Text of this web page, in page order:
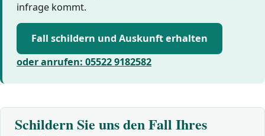
infrage kommt.
Fall schildern und Auskunft erhalten
oder anrufen: 05522 9182582
Schildern Sie uns den Fall Ihres